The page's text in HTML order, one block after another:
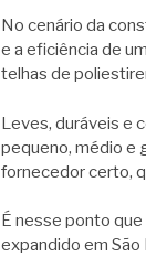
No cenário da
e a eficiência de
telhas de
Leves, duráveis e
pequeno, médio e
fornecedor certo,
É nesse ponto
expandido em